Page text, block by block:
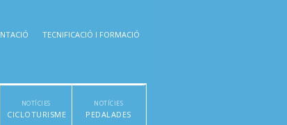
TECNIFICACIÓ I FORMACIÓ
NOTÍCIES
CICLOTURISME
NOTÍCIES
PEDALADES